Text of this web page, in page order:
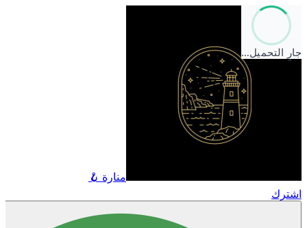
جارٍ التحميل…
منارة 🪝
اشترك